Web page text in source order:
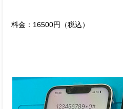
料金：16500円（税込）